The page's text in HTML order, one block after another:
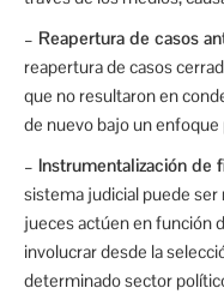
– Reapertura de casos
reapertura de casos
que no resultaron en
de nuevo bajo un enfoque
– Instrumentalización de
sistema judicial puede ser
jueces actúen en función
involucrar desde la
determinado sector